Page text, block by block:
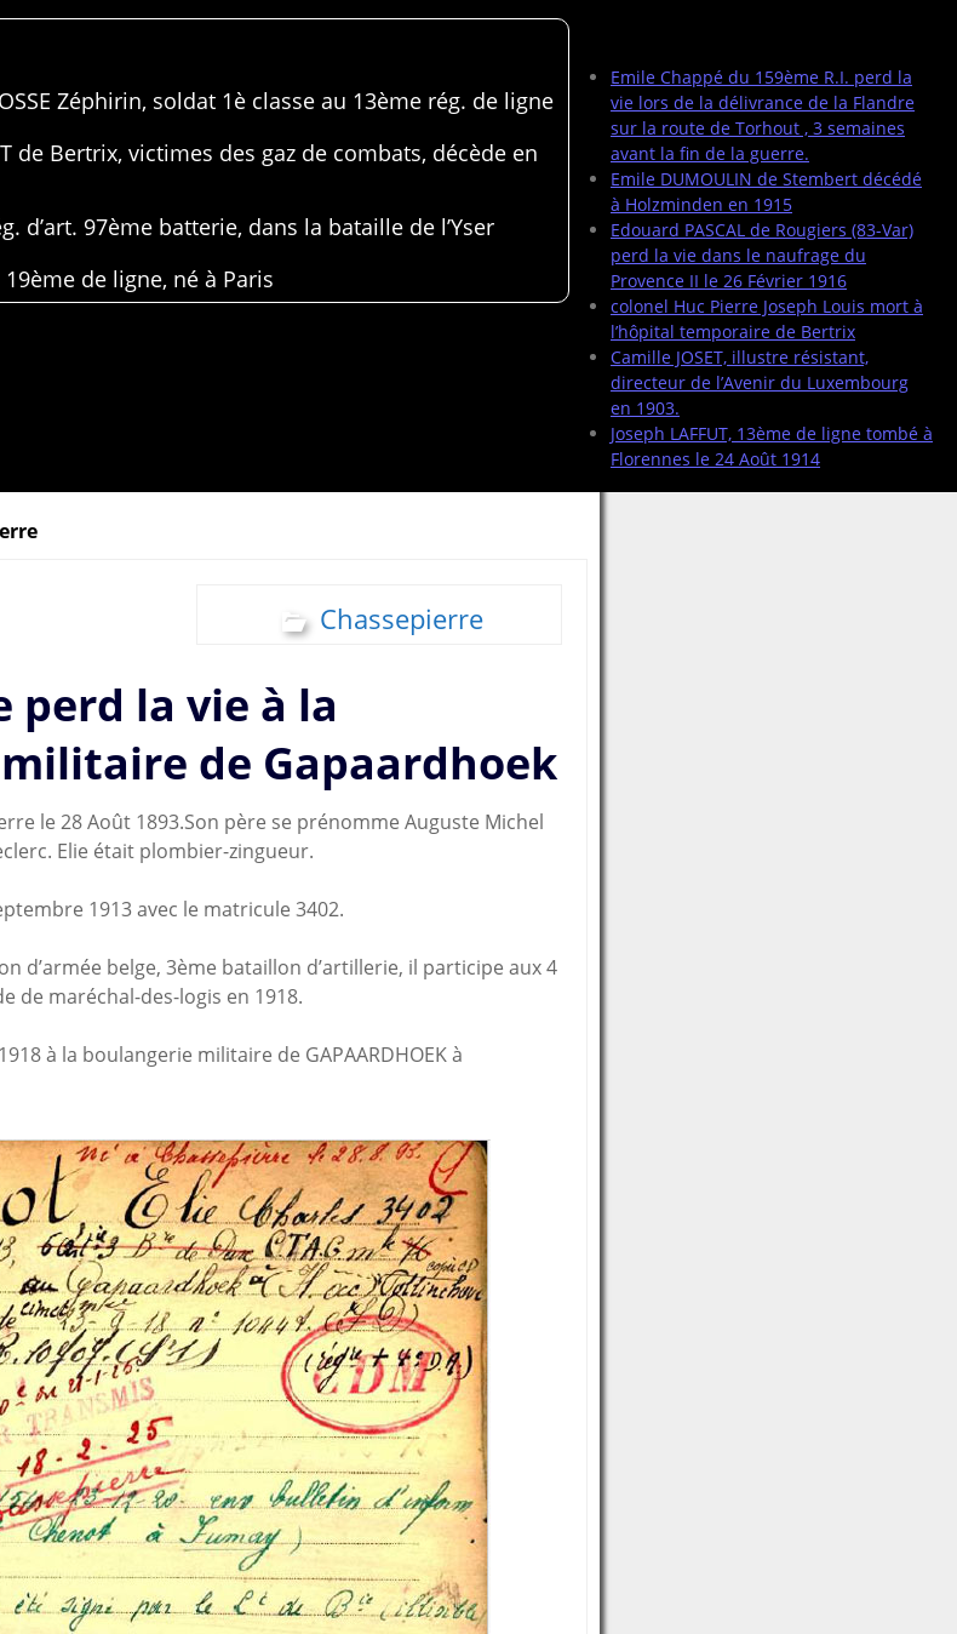
Emile Chappé du 159ème R.I. perd la
vie lors de la délivrance de la Flandre
sur la route de Torhout , 3 semaines
avant la fin de la guerre.
Emile DUMOULIN de Stembert décédé
à Holzminden en 1915
Edouard PASCAL de Rougiers (83-Var)
perd la vie dans le naufrage du
Provence II le 26 Février 1916
colonel Huc Pierre Joseph Louis mort à
l’hôpital temporaire de Bertrix
Camille JOSET, illustre résistant,
directeur de l’Avenir du Luxembourg
en 1903.
Joseph LAFFUT, 13ème de ligne tombé à
Florennes le 24 Août 1914
Zéphirin, soldat 1è classe au 13ème rég. de ligne
de Bertrix, victimes des gaz de combats, décède en
d’art. 97ème batterie, dans la bataille de l’Yser
de ligne, né à Paris
Chassepierre
perd la vie à la
de Gapaardhoek
le 28 Août 1893.Son père se prénomme Auguste Michel
Elie était plombier-zingueur.
1913 avec le matricule 3402.
d’armée belge, 3ème bataillon d’artillerie, il participe aux 4
de maréchal-des-logis en 1918.
à la boulangerie militaire de GAPAARDHOEK à